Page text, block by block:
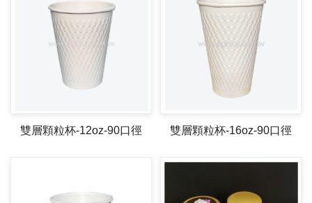
雙層顆粒杯-12oz-90口徑 雙層顆粒杯-16oz-90口徑